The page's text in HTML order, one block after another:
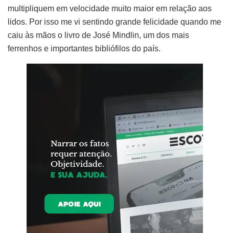
multipliquem em velocidade muito maior em relação aos
lidos. Por isso me vi sentindo grande felicidade quando me
caiu às mãos o livro de José Mindlin, um dos mais
ferrenhos e importantes bibliófilos do país.